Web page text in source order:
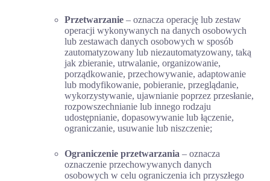
Przetwarzanie– oznacza operację lub zestaw
operacji wykonywanych na danych osobowych
lub zestawach danych osobowych w sposób
zautomatyzowany lub niezautomatyzowany, taką
jak zbieranie, utrwalanie, organizowanie,
porządkowanie, przechowywanie, adaptowanie
lub modyfikowanie, pobieranie, przeglądanie,
wykorzystywanie, ujawnianie poprzez przesłanie,
rozpowszechnianie lub innego rodzaju
udostępnianie, dopasowywanie lub łączenie,
ograniczanie, usuwanie lub niszczenie;
Ograniczenie przetwarzania – oznacza
oznaczenie przechowywanych danych
osobowych w celu ograniczenia ich przyszłego